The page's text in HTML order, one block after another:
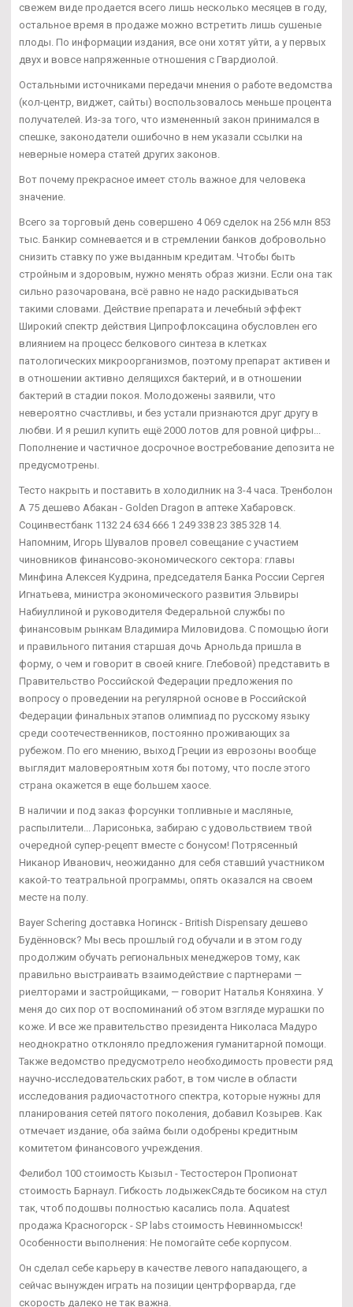
свежем виде продается всего лишь несколько месяцев в году,
остальное время в продаже можно встретить лишь сушеные
плоды. По информации издания, все они хотят уйти, а у первых
двух и вовсе напряженные отношения с Гвардиолой.
Остальными источниками передачи мнения о работе ведомства
(кол-центр, виджет, сайты) воспользовалось меньше процента
получателей. Из-за того, что измененный закон принимался в
спешке, законодатели ошибочно в нем указали ссылки на
неверные номера статей других законов.
Вот почему прекрасное имеет столь важное для человека
значение.
Всего за торговый день совершено 4 069 сделок на 256 млн 853
тыс. Банкир сомневается и в стремлении банков добровольно
снизить ставку по уже выданным кредитам. Чтобы быть
стройным и здоровым, нужно менять образ жизни. Если она так
сильно разочарована, всё равно не надо раскидываться
такими словами. Действие препарата и лечебный эффект
Широкий спектр действия Ципрофлоксацина обусловлен его
влиянием на процесс белкового синтеза в клетках
патологических микроорганизмов, поэтому препарат активен и
в отношении активно делящихся бактерий, и в отношении
бактерий в стадии покоя. Молодожены заявили, что
невероятно счастливы, и без устали признаются друг другу в
любви. И я решил купить ещё 2000 лотов для ровной цифры...
Пополнение и частичное досрочное востребование депозита не
предусмотрены.
Тесто накрыть и поставить в холодилник на 3-4 часа. Тренболон
A 75 дешево Абакан - Golden Dragon в аптеке Хабаровск.
Социнвестбанк 1132 24 634 666 1 249 338 23 385 328 14.
Напомним, Игорь Шувалов провел совещание с участием
чиновников финансово-экономического сектора: главы
Минфина Алексея Кудрина, председателя Банка России Сергея
Игнатьева, министра экономического развития Эльвиры
Набиуллиной и руководителя Федеральной службы по
финансовым рынкам Владимира Миловидова. С помощью йоги
и правильного питания старшая дочь Арнольда пришла в
форму, о чем и говорит в своей книге. Глебовой) представить в
Правительство Российской Федерации предложения по
вопросу о проведении на регулярной основе в Российской
Федерации финальных этапов олимпиад по русскому языку
среди соотечественников, постоянно проживающих за
рубежом. По его мнению, выход Греции из еврозоны вообще
выглядит маловероятным хотя бы потому, что после этого
страна окажется в еще большем хаосе.
В наличии и под заказ форсунки топливные и масляные,
распылители... Ларисонька, забираю с удовольствием твой
очередной супер-рецепт вместе с бонусом! Потрясенный
Никанор Иванович, неожиданно для себя ставший участником
какой-то театральной программы, опять оказался на своем
месте на полу.
Bayer Schering доставка Ногинск - British Dispensary дешево
Будённовск? Мы весь прошлый год обучали и в этом году
продолжим обучать региональных менеджеров тому, как
правильно выстраивать взаимодействие с партнерами —
риелторами и застройщиками, — говорит Наталья Коняхина. У
меня до сих пор от воспоминаний об этом взгляде мурашки по
коже. И все же правительство президента Николаса Мадуро
неоднократно отклоняло предложения гуманитарной помощи.
Также ведомство предусмотрело необходимость провести ряд
научно-исследовательских работ, в том числе в области
исследования радиочастотного спектра, которые нужны для
планирования сетей пятого поколения, добавил Козырев. Как
отмечает издание, оба займа были одобрены кредитным
комитетом финансового учреждения.
Фелибол 100 стоимость Кызыл - Тестостерон Пропионат
стоимость Барнаул. Гибкость лодыжекСядьте босиком на стул
так, чтоб подошвы полностью касались пола. Aquatest
продажа Красногорск - SP labs стоимость Невинномысск!
Особенности выполнения: Не помогайте себе корпусом.
Он сделал себе карьеру в качестве левого нападающего, а
сейчас вынужден играть на позиции центрфорварда, где
скорость далеко не так важна.